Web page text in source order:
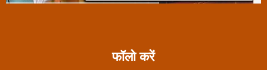
फॉलो करें